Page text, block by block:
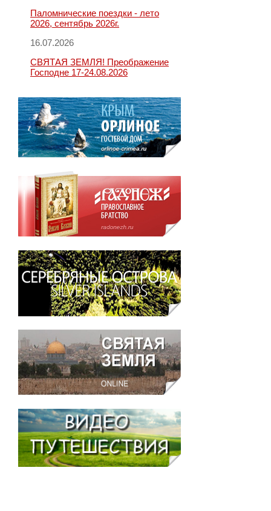
Паломнические поездки - лето
2026, сентябрь 2026г.
16.07.2026
СВЯТАЯ ЗЕМЛЯ! Преображение
Господне 17-24.08.2026